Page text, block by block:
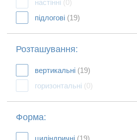
настінні (0)
підлогові (19)
Розташування:
вертикальні (19)
горизонтальні (0)
Форма:
циліндричні (19)